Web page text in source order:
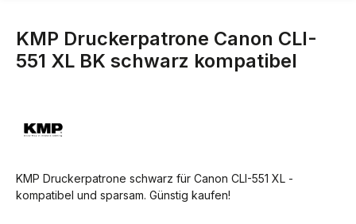
KMP Druckerpatrone Canon CLI-
551 XL BK schwarz kompatibel
KMP Druckerpatrone schwarz für Canon CLI-551 XL -
kompatibel und sparsam. Günstig kaufen!